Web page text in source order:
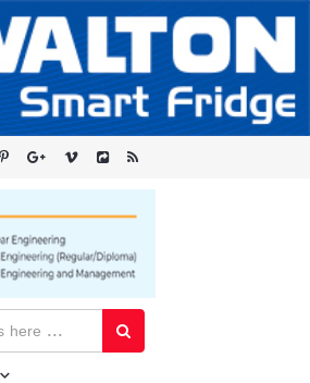
জন্য সুরক্ষিত সংযোগ প্রদান করছে